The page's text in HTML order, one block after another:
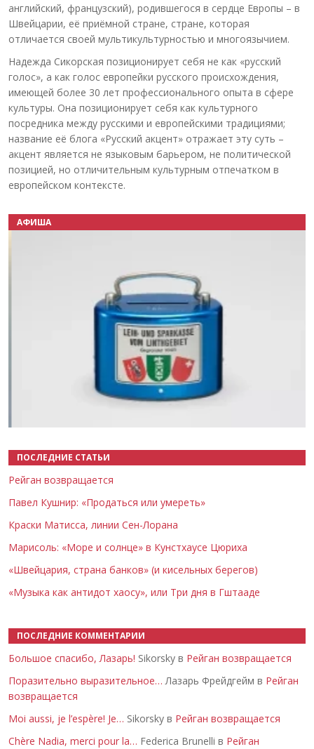
английский, французский), родившегося в сердце Европы – в
Швейцарии, её приёмной стране, стране, которая
отличается своей мультикультурностью и многоязычием.
Надежда Сикорская позиционирует себя не как «русский
голос», а как голос европейки русского происхождения,
имеющей более 30 лет профессионального опыта в сфере
культуры. Она позиционирует себя как культурного
посредника между русскими и европейскими традициями;
название её блога «Русский акцент» отражает эту суть –
акцент является не языковым барьером, не политической
позицией, но отличительным культурным отпечатком в
европейском контексте.
АФИША
ПОСЛЕДНИЕ СТАТЬИ
Рейган возвращается
Павел Кушнир: «Продаться или умереть»
Краски Матисса, линии Сен-Лорана
Марисоль: «Море и солнце» в Кунстхаусе Цюриха
«Швейцария, страна банков» (и кисельных берегов)
«Музыка как антидот хаосу», или Три дня в Гштааде
ПОСЛЕДНИЕ КОММЕНТАРИИ
Большое спасибо, Лазарь! Sikorsky в Рейган возвращается
Поразительно выразительное… Лазарь Фрейдгейм в Рейган
возвращается
Moi aussi, je l’espère! Je… Sikorsky в Рейган возвращается
Chère Nadia, merci pour la… Federica Brunelli в Рейган